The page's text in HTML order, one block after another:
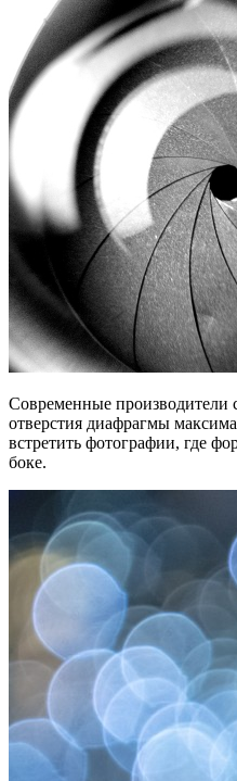
Современные производители
отверстия диафрагмы
встретить фотографии, где
боке.